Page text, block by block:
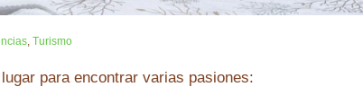
, Turismo
para encontrar varias pasiones: